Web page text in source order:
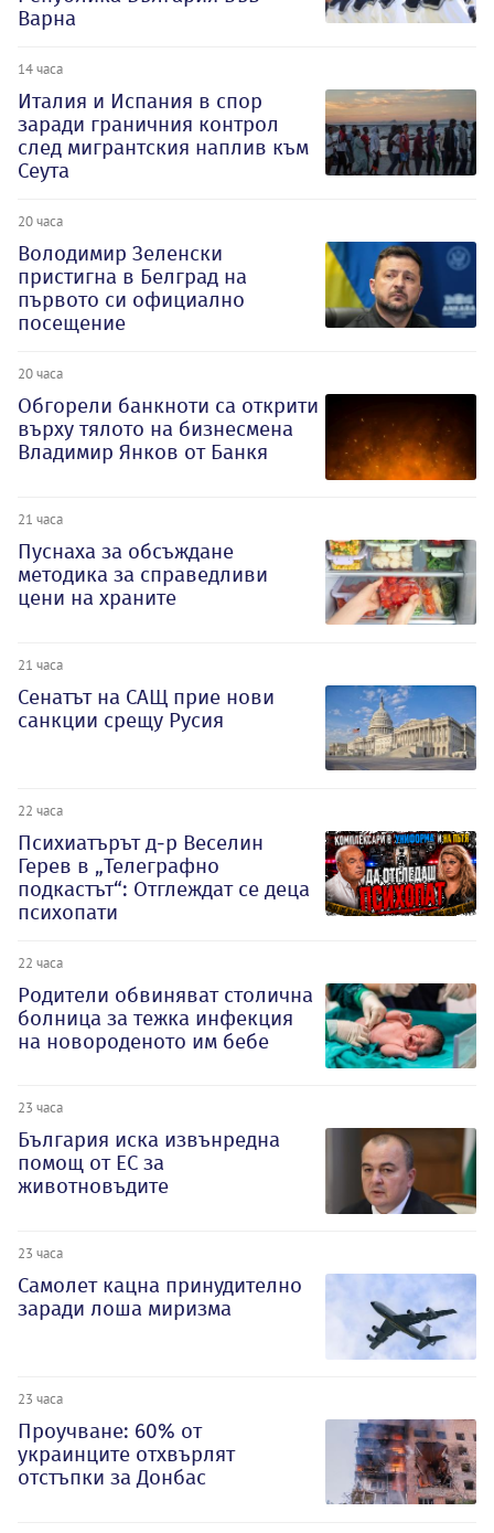
Варна
14 часа
Италия и Испания в спор
заради граничния контрол
след мигрантския наплив към
Сеута
20 часа
Володимир Зеленски
пристигна в Белград на
първото си официално
посещение
20 часа
Обгорели банкноти са открити
върху тялото на бизнесмена
Владимир Янков от Банкя
21 часа
Пуснаха за обсъждане
методика за справедливи
цени на храните
21 часа
Сенатът на САЩ прие нови
санкции срещу Русия
22 часа
Психиатърът д-р Веселин
Герев в „Телеграфно
подкастът“: Отглеждат се деца
психопати
22 часа
Родители обвиняват столична
болница за тежка инфекция
на новороденото им бебе
23 часа
България иска извънредна
помощ от ЕС за
животновъдите
23 часа
Самолет кацна принудително
заради лоша миризма
23 часа
Проучване: 60% от
украинците отхвърлят
отстъпки за Донбас